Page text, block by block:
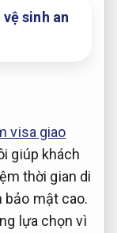
sinh an
visa giao
giúp khách
thời gian di
bảo mật cao.
lựa chọn vì